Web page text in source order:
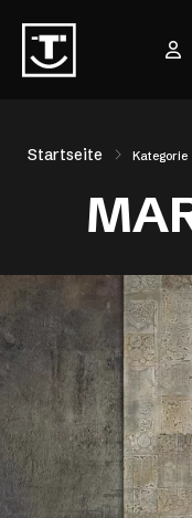
Startseite Kategorie